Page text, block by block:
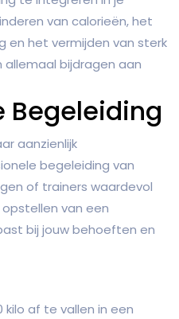
van calorieën, het
en het vermijden van sterk
bijdragen aan
Begeleiding
aanzienlijk
begeleiding van
of trainers waardevol
opstellen van een
bij jouw behoeften en
kilo af te vallen in een